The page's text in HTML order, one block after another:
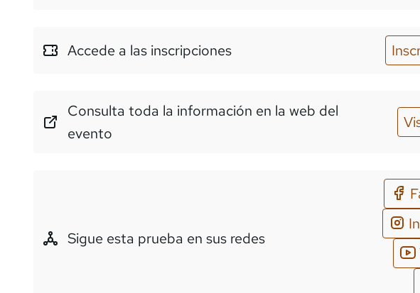
Accede a las inscripciones
Consulta toda la información en la web del
evento
Sigue esta prueba en sus redes